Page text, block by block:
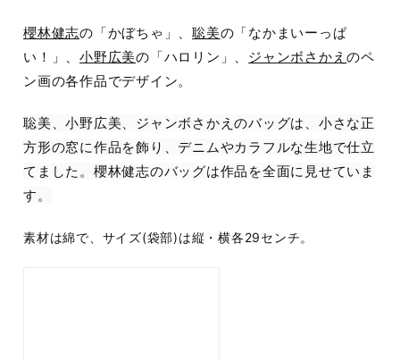
櫻林健志の「かぼちゃ」、聡美の「なかまいーっぱ
い！」、小野広美の「ハロリン」、 ジャンボさかえのペ
ン画の各作品でデザイン。
聡美、小野広美、ジャンボさかえのバッグは、小さな正
方形の窓に作品を飾り、デニムやカラフルな生地で仕立
てました。櫻林健志のバッグは作品を全面に見せていま
す。
素材は綿で、サイズ(袋部)は縦・横各29センチ。